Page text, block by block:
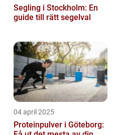
Segling i Stockholm: En
guide till rätt segelval
04 april 2025
Proteinpulver i Göteborg: